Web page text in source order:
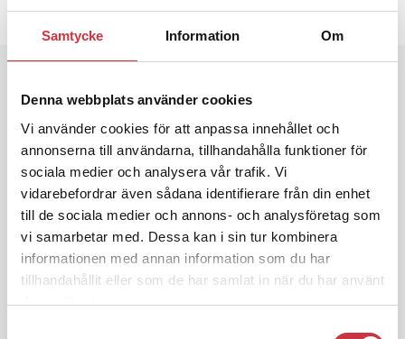
Samtycke Information Om
Denna webbplats använder cookies
Vi använder cookies för att anpassa innehållet och
annonserna till användarna, tillhandahålla funktioner för
sociala medier och analysera vår trafik. Vi
vidarebefordrar även sådana identifierare från din enhet
till de sociala medier och annons- och analysföretag som
vi samarbetar med. Dessa kan i sin tur kombinera
informationen med annan information som du har
tillhandahållit eller som de har samlat in när du har använt
deras tjänster.
Dela artikel: Facebook X E-post
Klart: Ingångslönen höjs med 2 300
kronor
4 juni 2026
Insändare:Miljoner i sjön – polisaspiranter
underkänns på godtyckliga grunder